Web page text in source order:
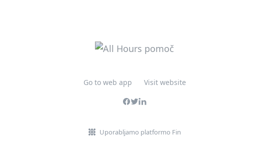
Go to web app Visit website
Uporabljamo platformo Fin